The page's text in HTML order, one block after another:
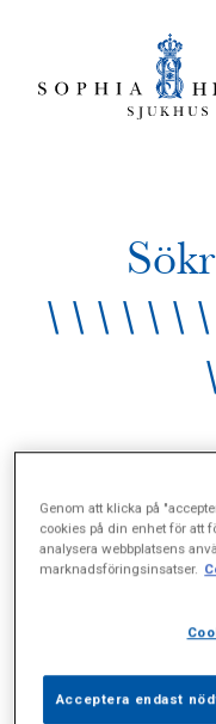
Sidor (0)
Genom att klicka på
cookies på din enhet för att
analysera webbplatsens
marknadsföringsinsatser.
Acceptera endast